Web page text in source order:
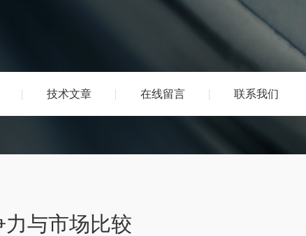
技术文章 在线留言 联系我们
与市场比较